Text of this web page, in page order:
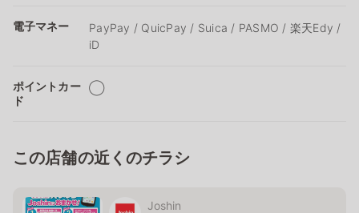
電子マネー
PayPay / QuicPay / Suica / PASMO / 楽天Edy /
iD
ポイントカー
ド
◯
この店舗の近くのチラシ
Joshin